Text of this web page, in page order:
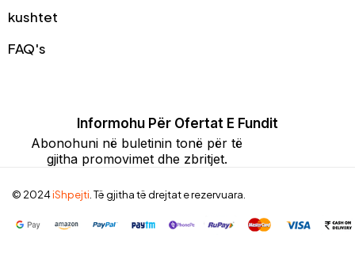
kushtet
FAQ's
Informohu Për Ofertat E Fundit
Abonohuni në buletinin tonë për të
gjitha promovimet dhe zbritjet.
© 2024iShpejti. Të gjitha të drejtat e rezervuara.